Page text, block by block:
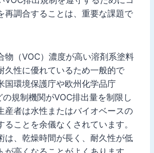
再調合することは、重要な課題で
物（VOC）濃度が高い溶剤系塗料
久性に優れているため一般的で
国環境保護庁や欧州化学品庁
の規制機関がVOC排出量を制限し
産者は水性またはバイオベースの
ることを余儀なくされています。
は、乾燥時間が長く、耐久性が低